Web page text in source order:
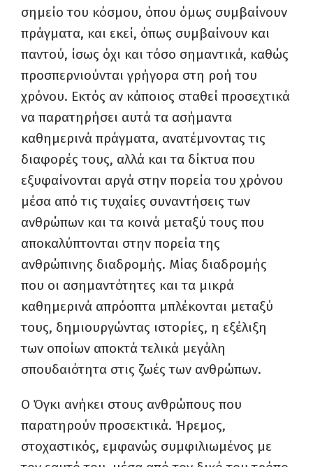
σημείο του κόσμου, όπου όμως συμβαίνουν
πράγματα, και εκεί, όπως συμβαίνουν και
παντού, ίσως όχι και τόσο σημαντικά, καθώς
προσπερνιούνται γρήγορα στη ροή του
χρόνου. Εκτός αν κάποιος σταθεί προσεχτικά
να παρατηρήσει αυτά τα ασήμαντα
καθημερινά πράγματα, ανατέμνοντας τις
διαφορές τους, αλλά και τα δίκτυα που
εξυφαίνονται αργά στην πορεία του χρόνου
μέσα από τις τυχαίες συναντήσεις των
ανθρώπων και τα κοινά μεταξύ τους που
αποκαλύπτονται στην πορεία της
ανθρώπινης διαδρομής. Μίας διαδρομής
που οι ασημαντότητες και τα μικρά
καθημερινά απρόοπτα μπλέκονται μεταξύ
τους, δημιουργώντας ιστορίες, η εξέλιξη
των οποίων αποκτά τελικά μεγάλη
σπουδαιότητα στις ζωές των ανθρώπων.
Ο Όγκι ανήκει στους ανθρώπους που
παρατηρούν προσεκτικά. Ήρεμος,
στοχαστικός, εμφανώς συμφιλιωμένος με